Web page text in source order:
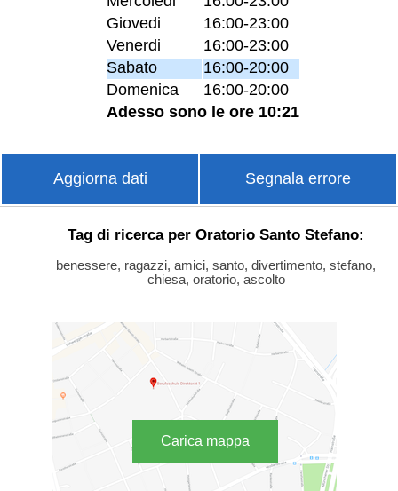
Giovedi
16:00-23:00
Venerdi
16:00-23:00
Sabato
16:00-20:00
Domenica
16:00-20:00
Adesso sono le ore 10:21
Aggiorna dati Segnala errore
Tag di ricerca per Oratorio Santo Stefano:
benessere, ragazzi, amici, santo, divertimento, stefano,
chiesa, oratorio, ascolto
Carica mappa